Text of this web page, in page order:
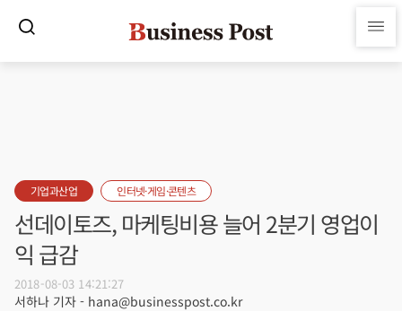
기업과산업 인터넷·게임·콘텐츠
선데이토즈, 마케팅비용 늘어 2분기 영업이
익 급감
2018-08-03 14:21:27
서하나 기자 - hana@businesspost.co.kr